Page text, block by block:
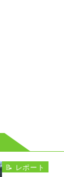
📝 レポート